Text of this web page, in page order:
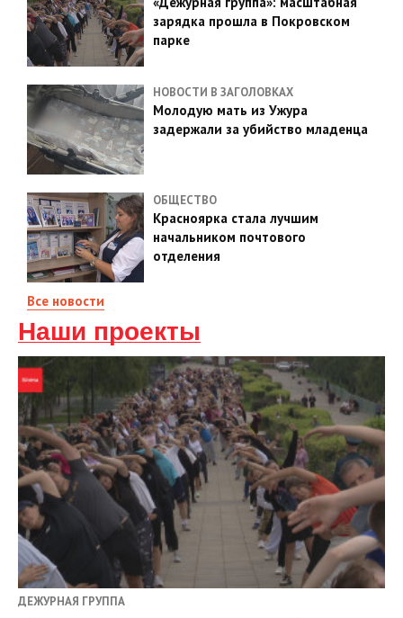
зарядка прошла в Покровском
парке
НОВОСТИ В ЗАГОЛОВКАХ
Молодую мать из Ужура
задержали за убийство младенца
ОБЩЕСТВО
Красноярка стала лучшим
начальником почтового
отделения
Все новости
Наши проекты
ДЕЖУРНАЯ ГРУППА